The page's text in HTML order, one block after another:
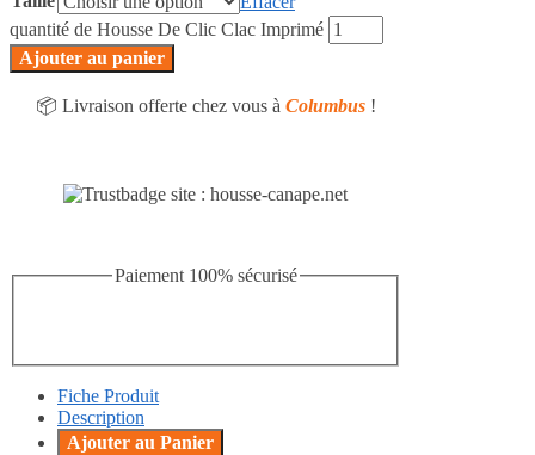
quantité de Housse De Clic Clac Imprimé
Ajouter au panier
📦 Livraison offerte chez vous à Columbus !
Paiement 100% sécurisé
Fiche Produit
Description
Ajouter au Panier